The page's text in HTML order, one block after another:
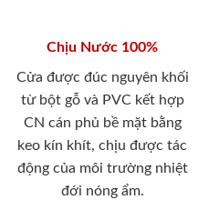
Chịu Nước 100%
Cửa được đúc nguyên khối
từ bột gỗ và PVC kết hợp
CN cán phủ bề mặt bằng
keo kín khít, chịu được tác
động của môi trường nhiệt
đới nóng ẩm.